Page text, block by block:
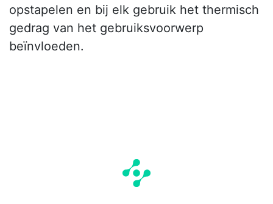
opstapelen en bij elk gebruik het thermisch
gedrag van het gebruiksvoorwerp
beïnvloeden.